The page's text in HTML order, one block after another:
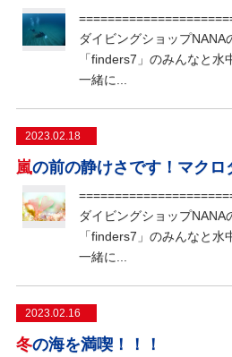
ダイビングショップNANA
「finders7」のみんなと
一緒に...
2023.02.18
嵐の前の静けさです！マクロダ
ダイビングショップNANA
「finders7」のみんなと
一緒に...
2023.02.16
冬の海を満喫！！！